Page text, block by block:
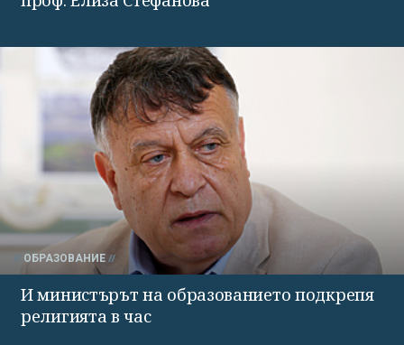
ОБРАЗОВАНИЕ
И министърът на образованието подкрепя
религията в час